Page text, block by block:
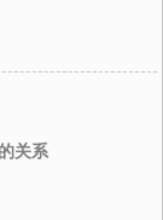
关系